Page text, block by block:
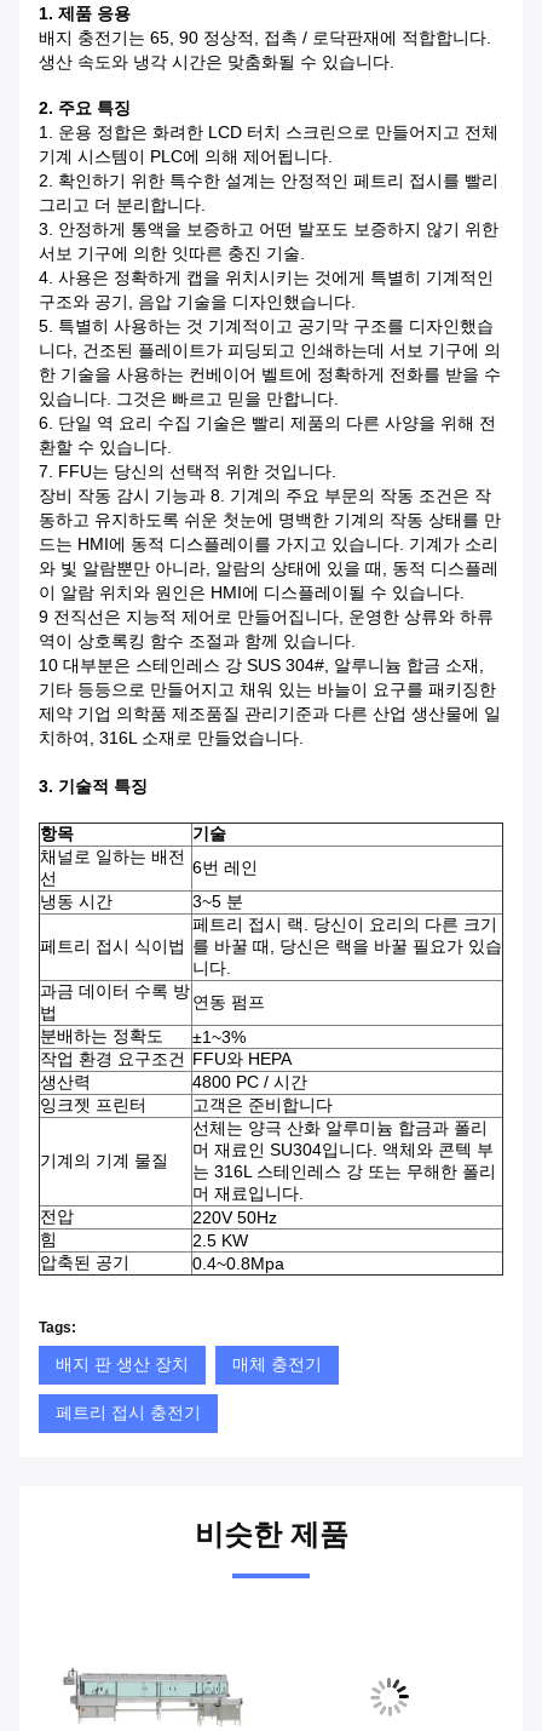
1. 제품 응용
배지 충전기는 65, 90 정상적, 접촉 / 로닥판재에 적합합니다.
생산 속도와 냉각 시간은 맞춤화될 수 있습니다.
2. 주요 특징
1. 운용 정합은 화려한 LCD 터치 스크린으로 만들어지고 전체
기계 시스템이 PLC에 의해 제어됩니다.
2. 확인하기 위한 특수한 설계는 안정적인 페트리 접시를 빨리
그리고 더 분리합니다.
3. 안정하게 통액을 보증하고 어떤 발포도 보증하지 않기 위한
서보 기구에 의한 잇따른 충진 기술.
4. 사용은 정확하게 캡을 위치시키는 것에게 특별히 기계적인
구조와 공기, 음압 기술을 디자인했습니다.
5. 특별히 사용하는 것 기계적이고 공기막 구조를 디자인했습
니다, 건조된 플레이트가 피딩되고 인쇄하는데 서보 기구에 의
한 기술을 사용하는 컨베이어 벨트에 정확하게 전화를 받을 수
있습니다. 그것은 빠르고 믿을 만합니다.
6. 단일 역 요리 수집 기술은 빨리 제품의 다른 사양을 위해 전
환할 수 있습니다.
7. FFU는 당신의 선택적 위한 것입니다.
장비 작동 감시 기능과 8. 기계의 주요 부문의 작동 조건은 작
동하고 유지하도록 쉬운 첫눈에 명백한 기계의 작동 상태를 만
드는 HMI에 동적 디스플레이를 가지고 있습니다. 기계가 소리
와 빛 알람뿐만 아니라, 알람의 상태에 있을 때, 동적 디스플레
이 알람 위치와 원인은 HMI에 디스플레이될 수 있습니다.
9 전직선은 지능적 제어로 만들어집니다, 운영한 상류와 하류
역이 상호록킹 함수 조절과 함께 있습니다.
10 대부분은 스테인레스 강 SUS 304#, 알루니늄 합금 소재,
기타 등등으로 만들어지고 채워 있는 바늘이 요구를 패키징한
제약 기업 의학품 제조품질 관리기준과 다른 산업 생산물에 일
치하여, 316L 소재로 만들었습니다.
3. 기술적 특징
항목
기술
채널로 일하는 배전
선
6번 레인
냉동 시간
3~5 분
페트리 접시 식이법
페트리 접시 랙. 당신이 요리의 다른 크기
를 바꿀 때, 당신은 랙을 바꿀 필요가 있습
니다.
과금 데이터 수록 방
법
연동 펌프
분배하는 정확도
±1~3%
작업 환경 요구조건 FFU와 HEPA
생산력
4800 PC / 시간
잉크젯 프린터
고객은 준비합니다
기계의 기계 물질
선체는 양극 산화 알루미늄 합금과 폴리
머 재료인 SU304입니다. 액체와 콘텍 부
는 316L 스테인레스 강 또는 무해한 폴리
머 재료입니다.
전압
220V 50Hz
힘
2.5 KW
압축된 공기
0.4~0.8Mpa
Tags:
배지 판 생산 장치 매체 충전기
페트리 접시 충전기
비슷한 제품